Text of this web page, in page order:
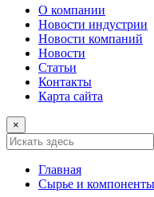
О компании
Новости индустрии
Новости компаний
Новости
Статьи
Контакты
Карта сайта
×
Главная
Сырье и компоненты